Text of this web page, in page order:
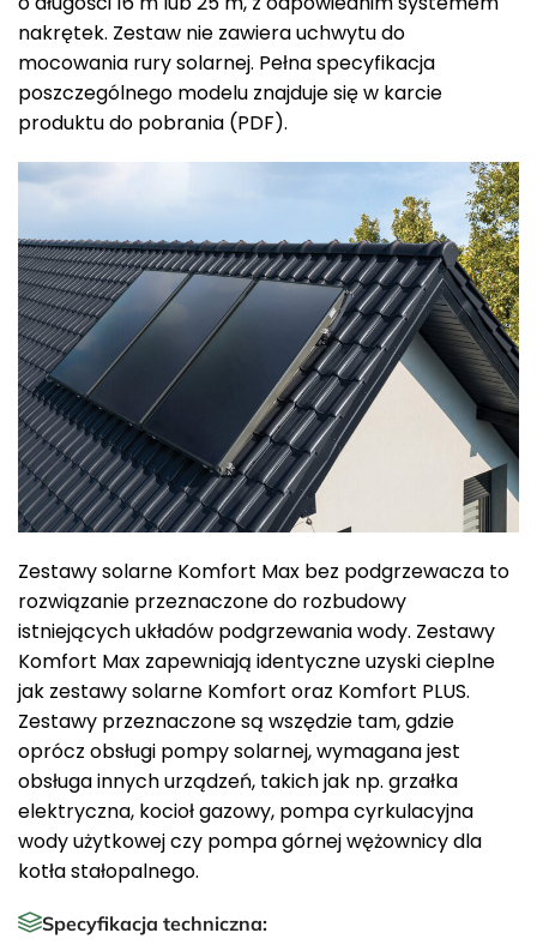
nakrętek. Zestaw nie zawiera uchwytu do
mocowania rury solarnej. Pełna specyfikacja
poszczególnego modelu znajduje się w karcie
produktu do pobrania (PDF).
Zestawy solarne Komfort Max bez podgrzewacza to
rozwiązanie przeznaczone do rozbudowy
istniejących układów podgrzewania wody. Zestawy
Komfort Max zapewniają identyczne uzyski cieplne
jak zestawy solarne Komfort oraz Komfort PLUS.
Zestawy przeznaczone są wszędzie tam, gdzie
oprócz obsługi pompy solarnej, wymagana jest
obsługa innych urządzeń, takich jak np. grzałka
elektryczna, kocioł gazowy, pompa cyrkulacyjna
wody użytkowej czy pompa górnej wężownicy dla
kotła stałopalnego.
Specyfikacja techniczna: